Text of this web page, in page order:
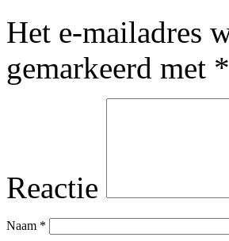
Het e-mailadres
gemarkeerd met *
Reactie
Naam *